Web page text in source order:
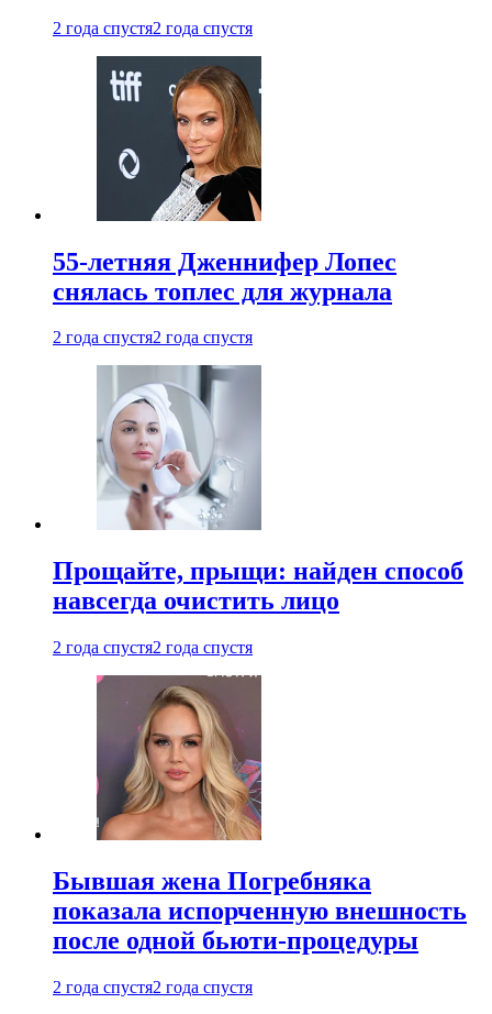
2 года спустя2 года спустя
55-летняя Дженнифер Лопес
снялась топлес для журнала
2 года спустя2 года спустя
Прощайте, прыщи: найден способ
навсегда очистить лицо
2 года спустя2 года спустя
Бывшая жена Погребняка
показала испорченную внешность
после одной бьюти-процедуры
2 года спустя2 года спустя